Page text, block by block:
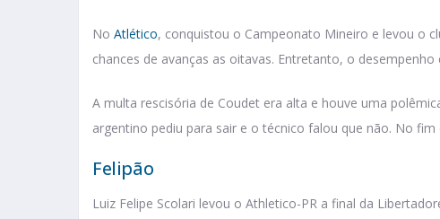
No Atlético, conquistou o Campeonato Mineiro e levou o
chances de avanças as oitavas. Entretanto, o
A multa rescisória de Coudet era alta e houve uma
argentino pediu para sair e o técnico falou que não. No
Felipão
Luiz Felipe Scolari levou o Athletico-PR a final da